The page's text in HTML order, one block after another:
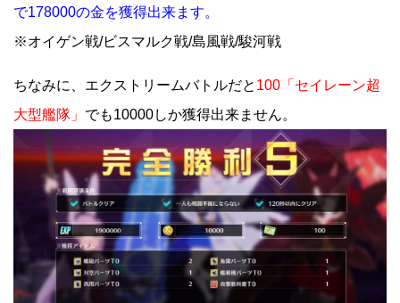
で178000の金を獲得出来ます。
※オイゲン戦/ビスマルク戦/島風戦/駿河戦
ちなみに、エクストリームバトルだと 100「セイレーン超
大型艦隊」 でも10000しか獲得出来ません。